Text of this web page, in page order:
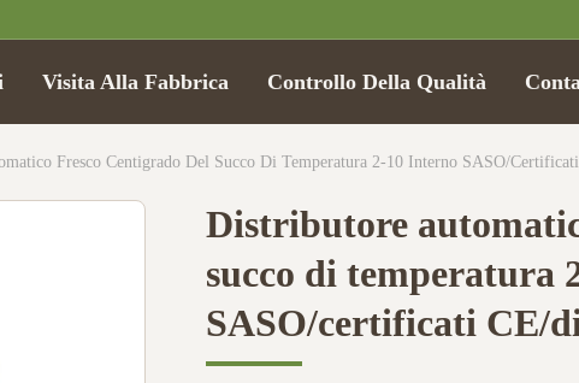
Visita Alla Fabbrica Controllo Della Qualità
Fresco Centigrado Del Succo Di Temperatura 2-10 Interno SASO/
Distributore
succo di temperatura
SASO/certificati CE/